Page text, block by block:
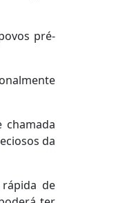
pré-
da
de